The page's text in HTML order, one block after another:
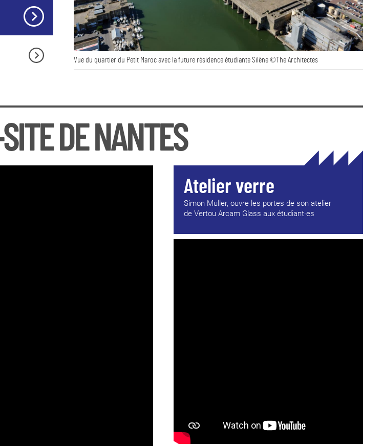
Vue du quartier du Petit Maroc avec la future résidence étudiante Silène ©The Architectes
DE NANTES
Atelier verre
Simon Muller, ouvre les portes de son atelier
de Vertou Arcam Glass aux étudiant·es